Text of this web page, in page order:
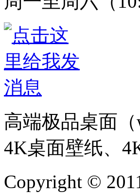
高端极品桌面
4K桌面壁纸、
Copyright ©